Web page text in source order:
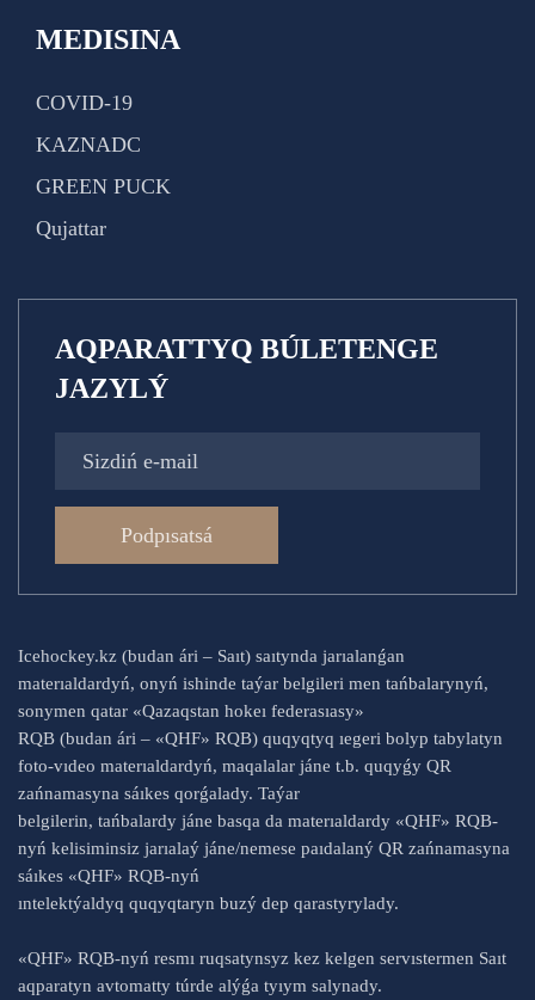
MEDISINA
COVID-19
KAZNADC
GREEN PUCK
Qujattar
AQPARATTYQ BÚLETENGE
JAZYLÝ
Podpısatsá
Icehockey.kz (budan ári – Saıt) saıtynda jarıalanǵan
materıaldardyń, onyń ishinde taýar belgileri men tańbalarynyń,
sonymen qatar «Qazaqstan hokeı federasıasy»
RQB (budan ári – «QHF» RQB) quqyqtyq ıegeri bolyp tabylatyn
foto-vıdeo materıaldardyń, maqalalar jáne t.b. quqyǵy QR
zańnamasyna sáıkes qorǵalady. Taýar
belgilerin, tańbalardy jáne basqa da materıaldardy «QHF» RQB-
nyń kelisiminsiz jarıalaý jáne/nemese paıdalaný QR zańnamasyna
sáıkes «QHF» RQB-nyń
ıntelektýaldyq quqyqtaryn buzý dep qarastyrylady.
«QHF» RQB-nyń resmı ruqsatynsyz kez kelgen servıstermen Saıt
aqparatyn avtomatty túrde alýǵa tyıym salynady.